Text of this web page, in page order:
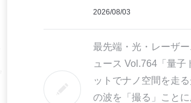
2026/08/03
最先端・光・レーザー
ュース Vol.764「量子
ットでナノ空間を走
の波を「撮る」こと